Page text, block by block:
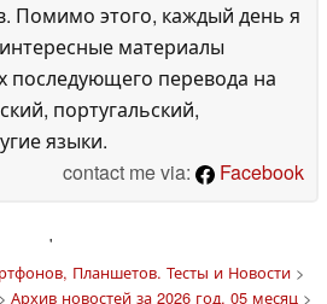
Помимо этого, каждый день я
материалы
последующего перевода на
португальский,
языки.
contact me via:
Facebook
'
Планшетов. Тесты и Новости>
Архив новостей за 2026 год, 05 месяц>